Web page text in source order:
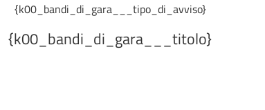
{k00_bandi_di_gara___tipo_di_avviso}
{k00_bandi_di_gara___titolo}